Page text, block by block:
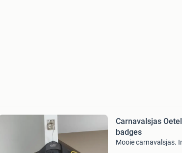
Carnavalsjas
badges
Mooie carnavalsjas.